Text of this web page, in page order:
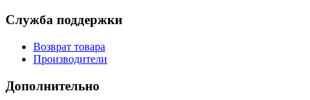
Служба поддержки
Возврат товара
Производители
Дополнительно